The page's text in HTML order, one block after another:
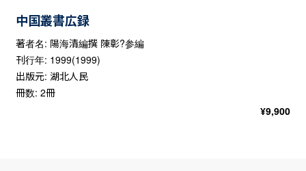
中国叢書広録
著者名: 陽海清編撰 陳彰?参編
刊行年: 1999(1999)
出版元: 湖北人民
冊数: 2冊
¥9,900